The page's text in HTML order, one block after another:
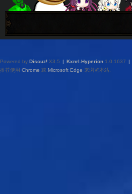
Powered by Discuz! X3.5 | Kxnrl.Hyperion 1.0.1637 |
推荐使用 Chrome 或 Microsoft Edge 来浏览本站.